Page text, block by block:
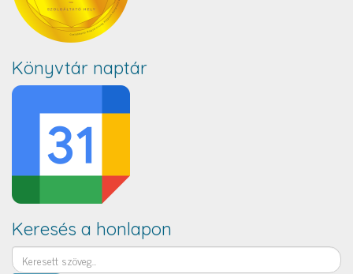
Könyvtár naptár
Keresés a honlapon
Keresés